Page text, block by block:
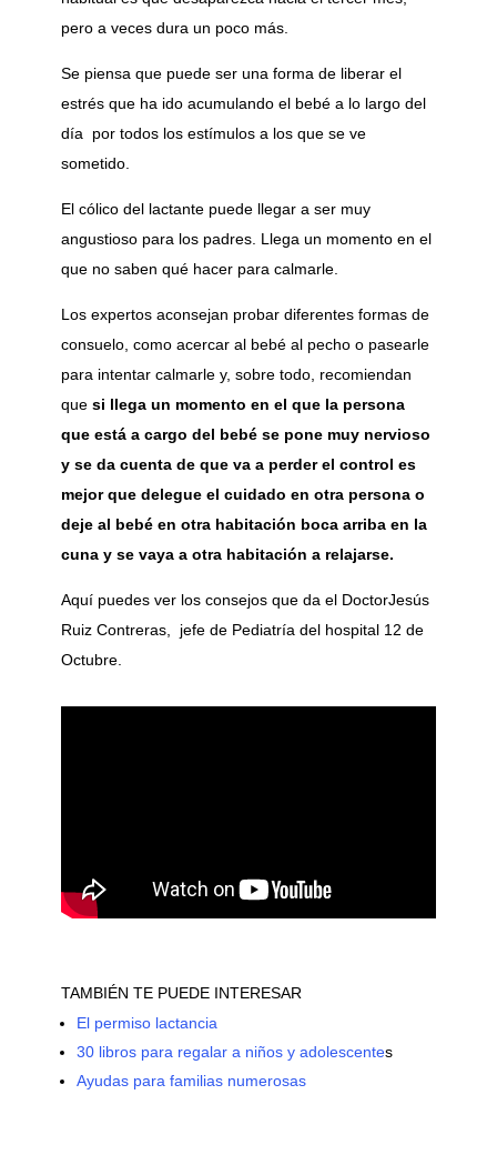
pero a veces dura un poco más.
Se piensa que puede ser una forma de liberar el
estrés que ha ido acumulando el bebé a lo largo del
día por todos los estímulos a los que se ve
sometido.
El cólico del lactante puede llegar a ser muy
angustioso para los padres. Llega un momento en el
que no saben qué hacer para calmarle.
Los expertos aconsejan probar diferentes formas de
consuelo, como acercar al bebé al pecho o pasearle
para intentar calmarle y, sobre todo, recomiendan
que si llega un momento en el que la persona
que está a cargo del bebé se pone muy nervioso
y se da cuenta de que va a perder el control es
mejor que delegue el cuidado en otra persona o
deje al bebé en otra habitación boca arriba en la
cuna y se vaya a otra habitación a relajarse.
Aquí puedes ver los consejos que da el DoctorJesús
Ruiz Contreras, jefe de Pediatría del hospital 12 de
Octubre.
TAMBIÉN TE PUEDE INTERESAR
El permiso lactancia
30 libros para regalar a niños y adolescentes
Ayudas para familias numerosas